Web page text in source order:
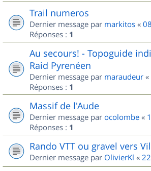
Trail numeros
Dernier message par markitos «
Réponses : 1
Au secours! - Topoguide
Raid Pyrenéen
Dernier message par maraudeur «
Réponses : 1
Massif de l'Aude
Dernier message par ocolombe «
Réponses : 1
Rando VTT ou gravel vers
Dernier message par OlivierKl «